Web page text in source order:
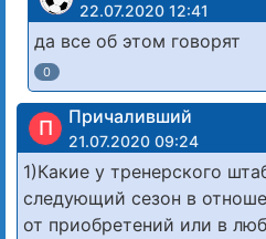
22.07.2020 12:41
да все об этом говорят
0
П Причаливший
21.07.2020 09:24
1)Какие у тренерского
следующий сезон в
от приобретений или в